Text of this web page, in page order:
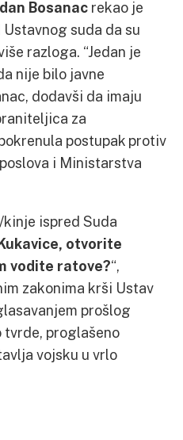
Bosanac rekao je
suda da su
razloga. “Jedan je
nije bilo javne
dodavši da imaju
za
postupak protiv
i Ministarstva
ispred Suda
otvorite
vodite ratove?“,
zakonima krši Ustav
prošlog
tvrde, proglašeno
vojsku u vrlo